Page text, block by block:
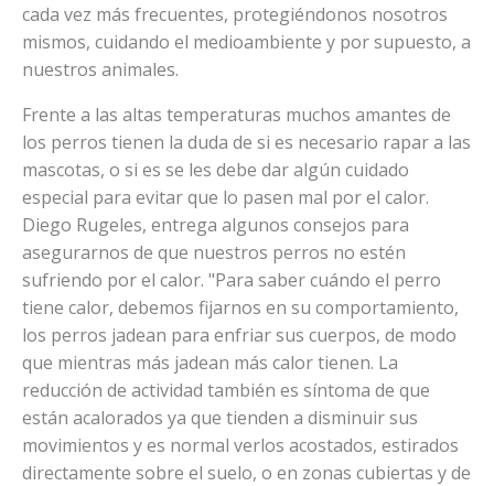
cada vez más frecuentes, protegiéndonos nosotros
mismos, cuidando el medioambiente y por supuesto, a
nuestros animales.
Frente a las altas temperaturas muchos amantes de
los perros tienen la duda de si es necesario rapar a las
mascotas, o si es se les debe dar algún cuidado
especial para evitar que lo pasen mal por el calor.
Diego Rugeles, entrega algunos consejos para
asegurarnos de que nuestros perros no estén
sufriendo por el calor. "Para saber cuándo el perro
tiene calor, debemos fijarnos en su comportamiento,
los perros jadean para enfriar sus cuerpos, de modo
que mientras más jadean más calor tienen. La
reducción de actividad también es síntoma de que
están acalorados ya que tienden a disminuir sus
movimientos y es normal verlos acostados, estirados
directamente sobre el suelo, o en zonas cubiertas y de